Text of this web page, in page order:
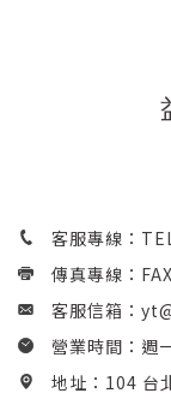
客服專線：
傳真專線：
客服信箱：
營業時間：週
地址：104 台